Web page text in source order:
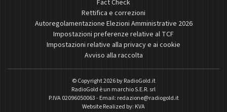
Fact Check
Rettifica e correzioni
Autoregolamentazione Elezioni Amministrative 2026
Impostazioni preferenze relative al TCF
Impostazioni relative alla privacy e ai cookie
Avviso alla raccolta
© Copyright 2026 byRadioGold.it
RadioGold è un marchio S.E.R. srl
P.IVA 02096050063 - Email: redazione@radiogold.it
Website Realized by: KVA